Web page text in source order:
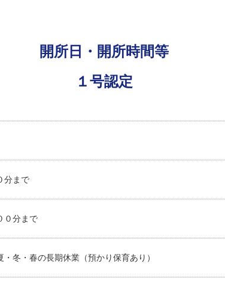
開所日・開所時間等
１号認定
分まで
０分まで
冬・春の長期休業（預かり保育あり）